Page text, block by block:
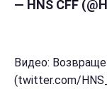
— HNS CFF
Видео:
(twitter.com/